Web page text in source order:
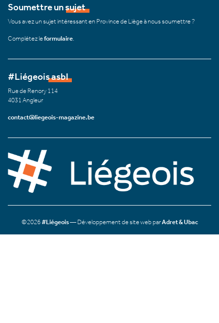
Soumettre un sujet
Vous avez un sujet intéressant en Province de Liège à nous soumettre ?
Complétez leformulaire
#Liégeois asbl
Rue de Renory 114
4031 Angleur
contact@liegeois-magazine.be
©2026#Liégeois— Développement de site web parAdret & Ubac